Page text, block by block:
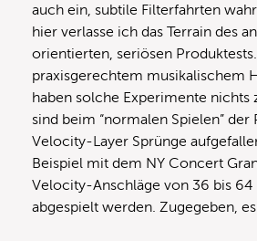
auch ein, subtile Filterfahrten
hier verlasse ich das Terrain des
orientierten, seriösen
praxisgerechtem musikalischem
haben solche Experimente nichts
sind beim “normalen Spielen” der
Velocity-Layer Sprünge
Beispiel mit dem NY Concert
Velocity-Anschläge von 36 bis 64
abgespielt werden. Zugegeben,